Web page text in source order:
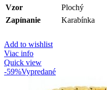
Vzor
Plochý
Zapínanie
Karabínka
Add to wishlist
Viac info
Quick view
-59%Vypredané